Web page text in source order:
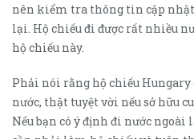
nên kiểm tra thông tin cập
lại. Hộ chiếu đi được rất nhiều
hộ chiếu này.
Phải nói rằng hộ chiếu
nước, thật tuyệt vời nếu sở hữu
Nếu bạn có ý định đi nước